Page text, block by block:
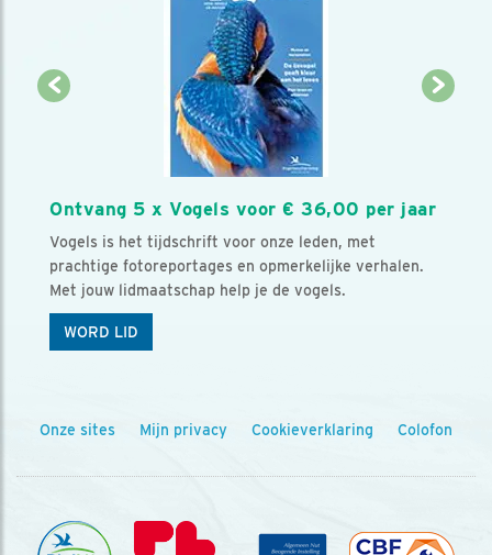
Ontvang 5 x Vogels voor € 36,00 per jaar
Vogels is het tijdschrift voor onze leden, met
prachtige fotoreportages en opmerkelijke verhalen.
Met jouw lidmaatschap help je de vogels.
WORD LID
Onze sites Mijn privacy Cookieverklaring Colofon